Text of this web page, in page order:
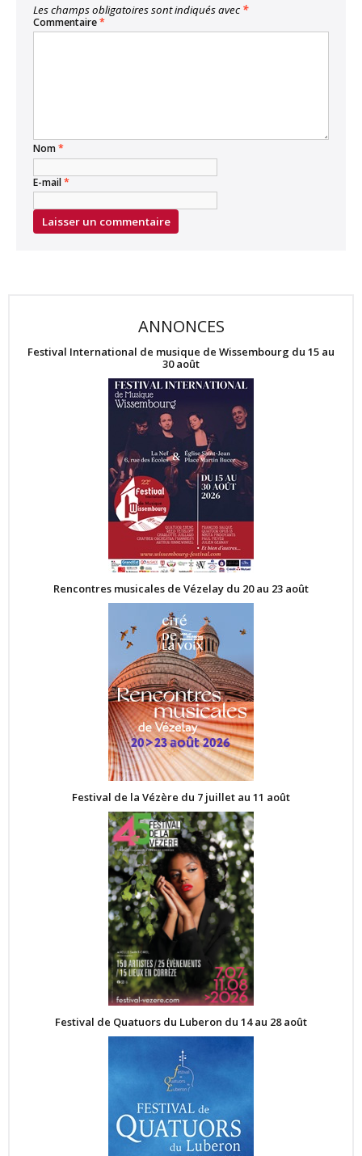
Les champs obligatoires sont indiqués avec *
Commentaire*
Nom*
E-mail*
ANNONCES
Festival International de musique de Wissembourg du 15 au
30 août
Rencontres musicales de Vézelay du 20 au 23 août
Festival de la Vézère du 7 juillet au 11 août
Festival de Quatuors du Luberon du 14 au 28 août